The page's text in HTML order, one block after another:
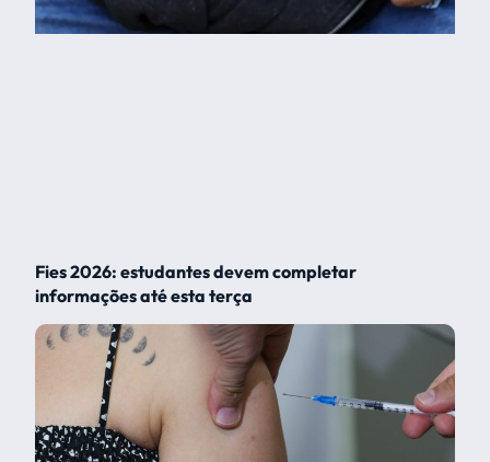
Fies 2026: estudantes devem completar
informações até esta terça